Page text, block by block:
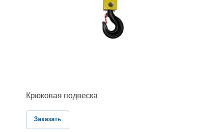
Крюковая подвеска
Заказать